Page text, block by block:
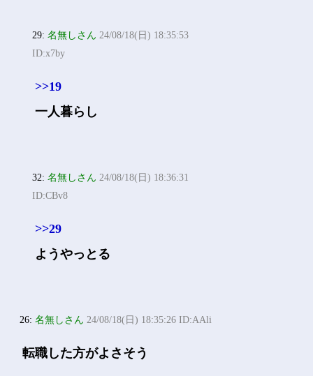
29:名無しさん 24/08/18(日) 18:35:53
ID:x7by
>>19
一人暮らし
32:名無しさん 24/08/18(日) 18:36:31
ID:CBv8
>>29
ようやっとる
26:名無しさん 24/08/18(日) 18:35:26 ID:AAli
転職した方がよさそう